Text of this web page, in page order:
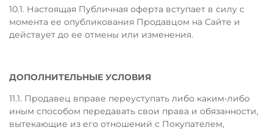
10.1. Настоящая Публичная оферта вступает в силу с
момента ее опубликования Продавцом на Сайте и
действует до ее отмены или изменения.
ДОПОЛНИТЕЛЬНЫЕ УСЛОВИЯ
11.1. Продавец вправе переуступать либо каким-либо
иным способом передавать свои права и обязанности,
вытекающие из его отношений с Покупателем,